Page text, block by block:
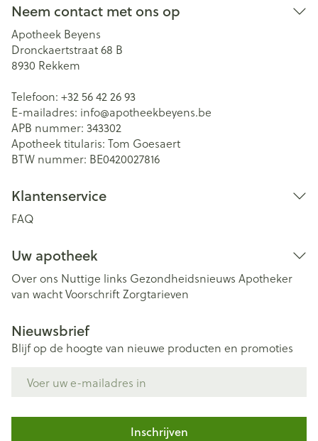
Neem contact met ons op
Apotheek Beyens
Dronckaertstraat 68 B
8930 Rekkem
Telefoon: +32 56 42 26 93
E-mailadres: info@apotheekbeyens.be
APB nummer: 343302
Apotheek titularis: Tom Goesaert
BTW nummer: BE0420027816
Klantenservice
FAQ
Uw apotheek
Over ons Nuttige links Gezondheidsnieuws Apotheker
van wachtVoorschriftZorgtarieven
Nieuwsbrief
Blijf op de hoogte van nieuwe producten en promoties
Inschrijven